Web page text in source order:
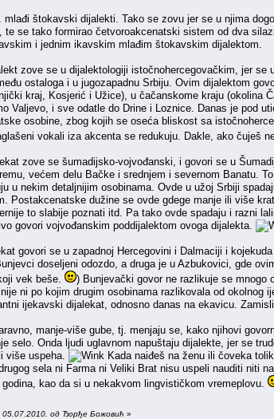
štokavski dijalekti. Tako se zovu jer se u njima
se tako formirao četvoroakcenatski sistem od dva
i jednim ikavskim mlađim štokavskim dijalektom.
zove se u dijalektologiji istočnohercegovačkim, jer
ostaloga i u jugozapadnu Srbiju. Ovim dijalektom
kraj, Kosjerić i Užice), u čačanskome kraju (okolina
Valjevo, i sve odatle do Drine i Loznice. Danas je pod
osobine, zbog kojih se oseća bliskost sa
vokali iza akcenta se redukuju. Dakle, ako čuješ
zove se šumadijsko-vojvođanski, i govori se u
većem delu Bačke i srednjem i severnom Banatu.
u nekim detaljnijim osobinama. Ovde u užoj Srbiji
Postakcenatske dužine se ovde gdege manje ili više
to slabije poznati itd. Pa tako ovde spadaju i razni
govori vojvođanskim poddijalektom ovoga dijalekta.
govori se u zapadnoj Hercegovini i Dalmaciji i
doseljeni odozdo, a druga je u Azbukovici, gde
vek beše.
) Bunjevački govor ne razlikuje se
ni po kojim drugim osobinama razlikovala od
ijekavski dijalekat, odnosno danas na ekavicu.
manje-više gube, tj. menjaju se, kako njihovi
selo. Onda ljudi uglavnom napuštaju dijalekte, jer se
više uspeha.
Kada naiđeš na ženu ili čoveka
sela ni Farma ni Veliki Brat nisu uspeli nauditi niti
kao da si u nekakvom lingvističkom vremeplovu.
од Ђорђе Божовић »